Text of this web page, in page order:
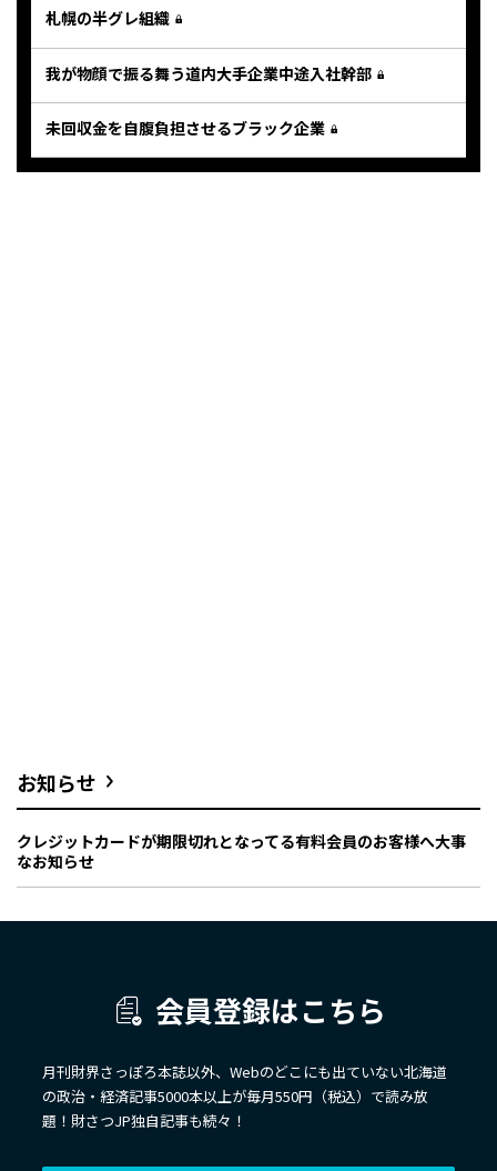
札幌の半グレ組織
我が物顔で振る舞う道内大手企業中途入社幹部
未回収金を自腹負担させるブラック企業
お知らせ
クレジットカードが期限切れとなってる有料会員のお客様へ大事
なお知らせ
会員登録はこちら
月刊財界さっぽろ本誌以外、Webのどこにも出ていない北海道
の政治・経済記事5000本以上が毎月550円（税込）で読み放
題！財さつJP独自記事も続々！